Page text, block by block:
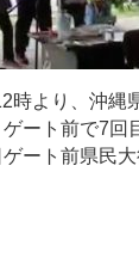
より、沖縄
ート前で7回
ート前県民